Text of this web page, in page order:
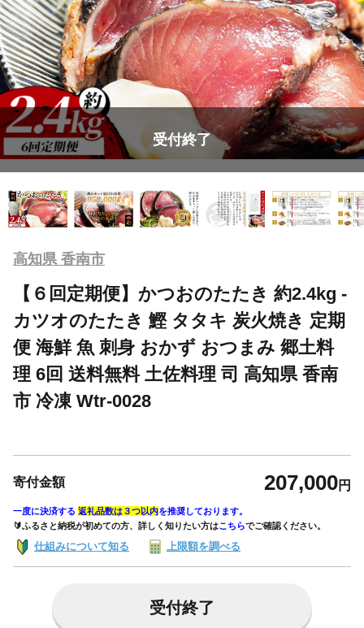
受付終了
高知県 香南市
【６回定期便】かつおのたたき 約2.4kg -
カツオのたたき 鰹 タタキ 炭火焼き 定期
便 海鮮 魚 刺身 おかず おつまみ 郷土料
理 6回 送料無料 土佐料理 司 高知県 香南
市 冷凍 Wtr-0028
寄付金額 207,000円
一度に決済する 返礼品数は３つ以内を推奨しております。
🔰ふるさと納税が初めての方、詳しく知りたい方はこちらでご確認ください。
仕組みについて知る 上限額を調べる
受付終了